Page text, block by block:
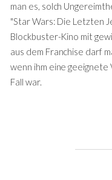
man es, solch
"Star Wars: Die Letzten
Blockbuster-Kino mit
aus dem Franchise darf
wenn ihm eine
Fall war.